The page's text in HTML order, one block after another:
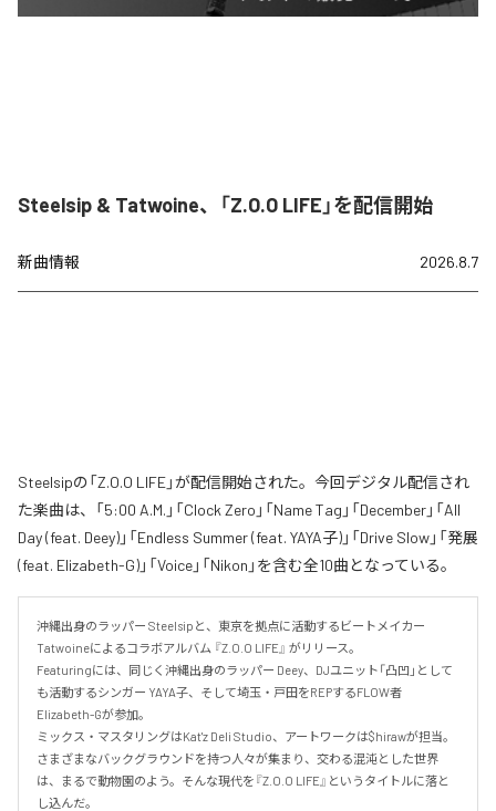
Steelsip & Tatwoine、「Z.O.O LIFE」を配信開始
新曲情報 2026.8.7
Steelsipの「Z.O.O LIFE」が配信開始された。今回デジタル配信され
た楽曲は、「5:00 A.M.」「Clock Zero」「Name Tag」「December」「All
Day (feat. Deey)」「Endless Summer (feat. YAYA子)」「Drive Slow」「発展
(feat. Elizabeth-G)」「Voice」「Nikon」を含む全10曲となっている。
沖縄出身のラッパー Steelsipと、東京を拠点に活動するビートメイカー
Tatwoineによるコラボアルバム 『Z.O.O LIFE』 がリリース。
Featuringには、同じく沖縄出身のラッパー Deey、DJユニット「凸凹」として
も活動するシンガー YAYA子、そして埼玉・戸田をREPするFLOW者
Elizabeth-Gが参加。
ミックス・マスタリングはKat'z Deli Studio、アートワークは$hirawが担当。
さまざまなバックグラウンドを持つ人々が集まり、交わる混沌とした世界
は、まるで動物園のよう。そんな現代を『Z.O.O LIFE』というタイトルに落と
し込んだ。